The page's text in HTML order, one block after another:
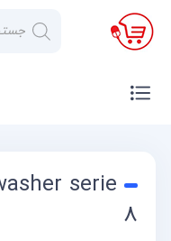
×
صفحه
صوتی و
تصویری
serie
8